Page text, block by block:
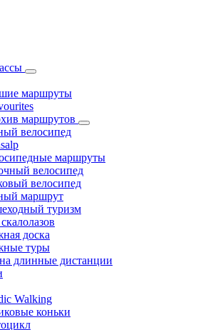
маршруты
маршрутов
велосипед
маршруты
велосипед
велосипед
маршрут
туризм
доска
туры
длинные дистанции
Walking
коньки